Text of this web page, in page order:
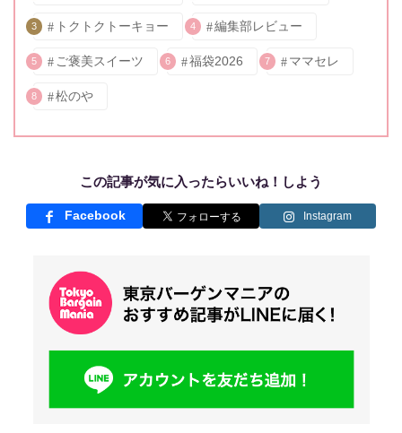
3 トクトクトーキョー 4 編集部レビュー
5 ご褒美スイーツ 6 福袋2026 7 ママセレ
8 松のや
この記事が気に入ったらいいね！しよう
Facebook Instagram